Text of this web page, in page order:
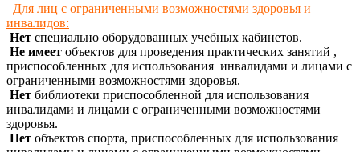
Для лиц с ограниченными возможностями здоровья и
инвалидов:
Нет специально оборудованных учебных кабинетов.
Не имеет объектов для проведения практических занятий ,
приспособленных для использования инвалидами и лицами с
ограниченными возможностями здоровья.
Нет библиотеки приспособленной для использования
инвалидами и лицами с ограниченными возможностями
здоровья.
Нет объектов спорта, приспособленных для использования